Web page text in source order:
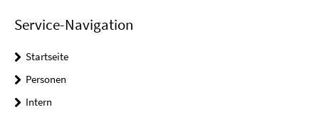
Service-Navigation
Startseite
Personen
Intern